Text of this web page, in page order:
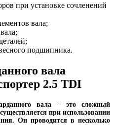
при установке сочленений
вала;
подшипника.
вала
2.5 TDI
вала – это сложный
при использовании
Он проводится в несколько